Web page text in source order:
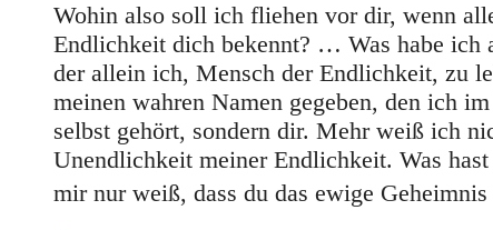
Wohin also soll ich fliehen vor dir, wenn
Endlichkeit dich bekennt? … Was habe ich
der allein ich, Mensch der Endlichkeit, zu
meinen wahren Namen gegeben, den ich
selbst gehört, sondern dir. Mehr weiß ich
Unendlichkeit meiner Endlichkeit. Was
mir nur weiß, dass du das ewige